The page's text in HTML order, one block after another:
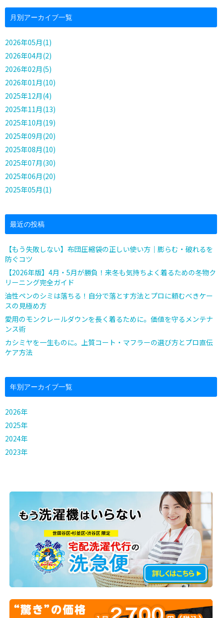
月別アーカイブ一覧
2026年05月(1)
2026年04月(2)
2026年02月(5)
2026年01月(10)
2025年12月(4)
2025年11月(13)
2025年10月(19)
2025年09月(20)
2025年08月(10)
2025年07月(30)
2025年06月(20)
2025年05月(1)
最近の投稿
【もう失敗しない】布団圧縮袋の正しい使い方｜膨らむ・破れるを
防ぐコツ
【2026年版】4月・5月が勝負！来冬も気持ちよく着るための冬物ク
リーニング完全ガイド
油性ペンのシミは落ちる！自分で落とす方法とプロに頼むべきケー
スの見極め方
愛用のモンクレールダウンを長く着るために。価値を守るメンテナ
ンス術
カシミヤを一生ものに。上質コート・マフラーの選び方とプロ直伝
ケア方法
年別アーカイブ一覧
2026年
2025年
2024年
2023年